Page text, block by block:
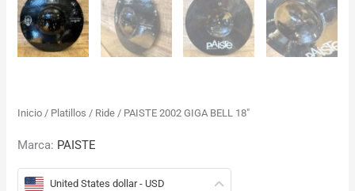
Inicio / Platillos / Ride / PAISTE 2002 GIGA BELL 18″
Marca: PAISTE
United States dollar - USD